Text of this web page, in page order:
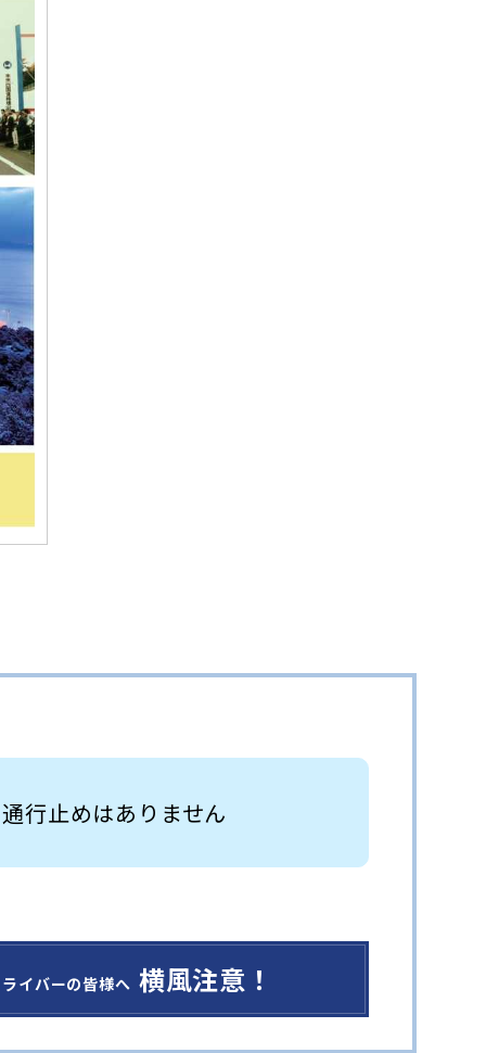
行止めはありません
イバーの皆様へ 横風注意！